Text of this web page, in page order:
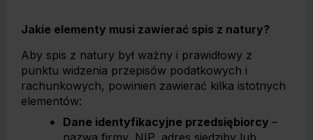
Jakie elementy musi zawierać spis z natury?
Aby spis z natury był ważny i prawidłowy z
punktu widzenia przepisów podatkowych i
rachunkowych, powinien zawierać kilka istotnych
elementów:
Dane identyfikacyjne przedsiębiorcy –
nazwa firmy, NIP, adres siedziby lub